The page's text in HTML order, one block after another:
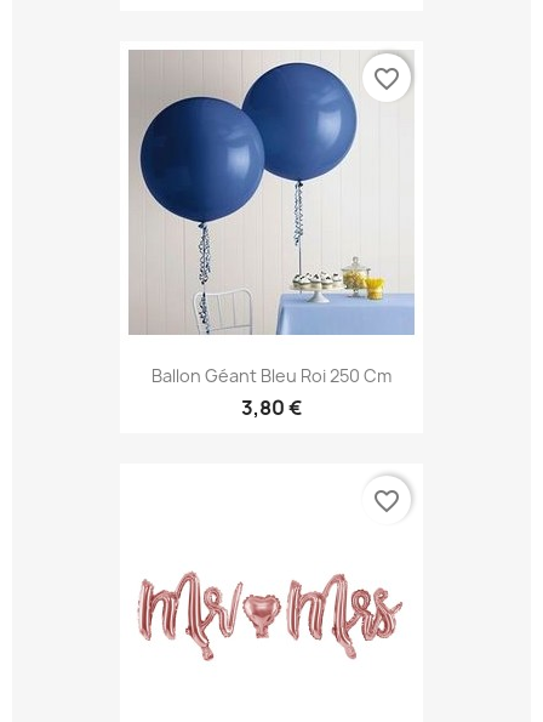
Ballon Géant Bleu Roi 250 Cm
3,80 €
favorite_border
favorite_border